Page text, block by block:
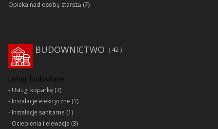
Opieka nad osobą starszą (7)
BUDOWNICTWO 42
Usługi budowlane
Usługi koparką (3)
Instalacje elektryczne (1)
Instalacje sanitarne (1)
Ocieplenia i elewacja (3)